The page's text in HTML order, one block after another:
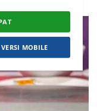
MOBILE